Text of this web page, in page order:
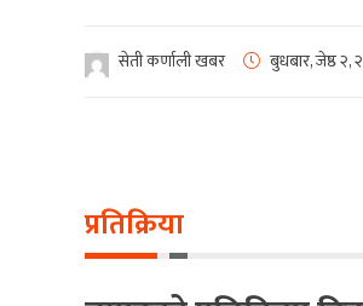
सेती कर्णाली खबर बुधबार, जेष्ठ २,
प्रतिक्रिया